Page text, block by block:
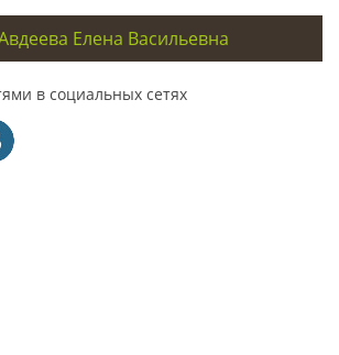
Елена Васильевна
в социальных сетях